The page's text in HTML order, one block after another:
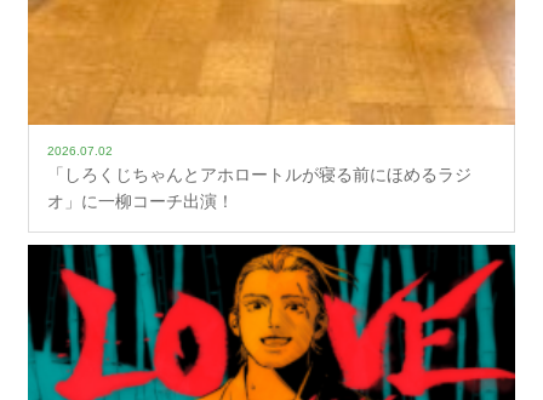
2026.07.02
「しろくじちゃんとアホロートルが寝る前にほめるラジ
オ」に一柳コーチ出演！